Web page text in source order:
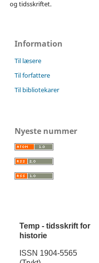
og tidsskriftet.
Information
Til læsere
Til forfattere
Til bibliotekarer
Nyeste nummer
Temp - tidsskrift for
historie
ISSN 1904-5565